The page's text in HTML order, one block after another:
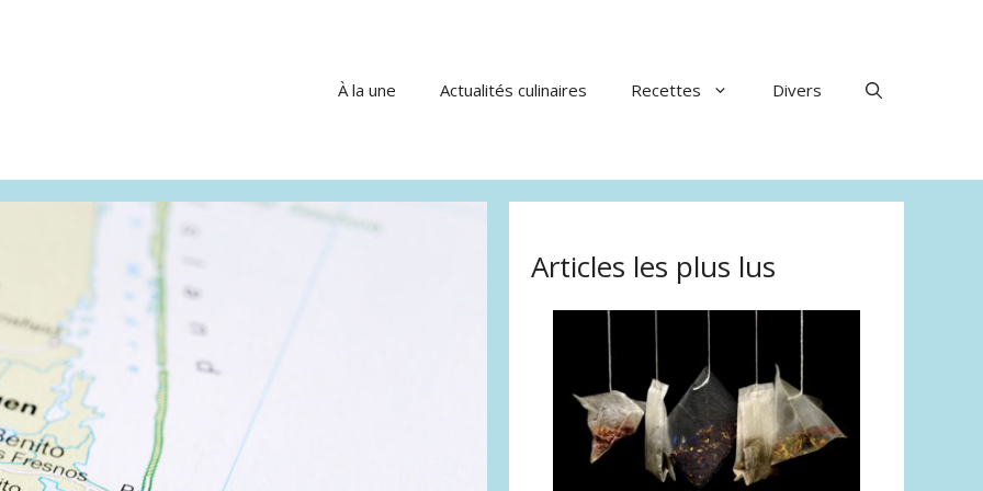
À la une Actualités culinaires Recettes Divers
Articles les plus lus